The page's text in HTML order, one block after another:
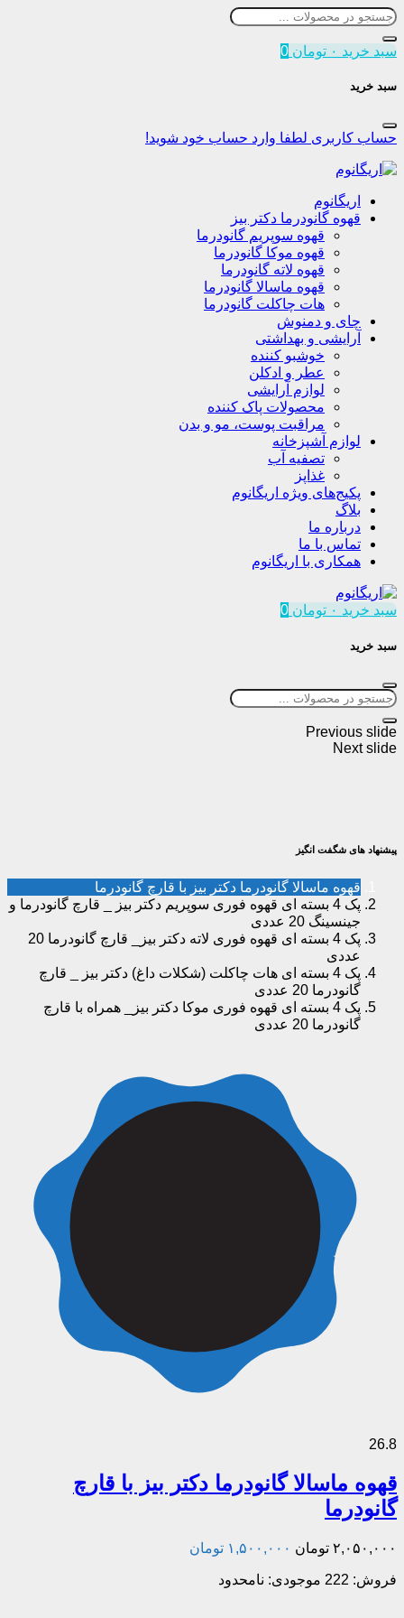
سبد خرید ۰ تومان 0
سبد خرید
حساب کاربری لطفا وارد حساب خود شوید!
اریگانوم
قهوه گانودرما دکتر بیز
قهوه سوپریم گانودرما
قهوه موکا گانودرما
قهوه لاته گانودرما
قهوه ماسالا گانودرما
هات چاکلت گانودرما
چای و دمنوش
آرایشی و بهداشتی
خوشبو کننده
عطر و ادکلن
لوازم آرایشی
محصولات پاک کننده
مراقبت پوست، مو و بدن
لوازم آشپزخانه
تصفیه آب
غذاپز
پکیج‌های ویژه اریگانوم
بلاگ
درباره ما
تماس با ما
همکاری با اریگانوم
سبد خرید ۰ تومان 0
سبد خرید
Previous slide
Next slide
پیشنهاد های شگفت انگیز
قهوه ماسالا گانودرما دکتر بیز با قارچ گانودرما
پک 4 بسته ای قهوه فوری سوپریم دکتر بیز _ قارچ گانودرما و
جینسینگ 20 عددی
پک 4 بسته ای قهوه فوری لاته دکتر بیز_ قارچ گانودرما 20
عددی
پک 4 بسته ای هات چاکلت (شکلات داغ) دکتر بیز _ قارچ
گانودرما 20 عددی
پک 4 بسته ای قهوه فوری موکا دکتر بیز_ همراه با قارچ
گانودرما 20 عددی
26.8
قهوه ماسالا گانودرما دکتر بیز با قارچ
گانودرما
۲,۰۵۰,۰۰۰ تومان ۱,۵۰۰,۰۰۰ تومان
فروش: 222 موجودی: نامحدود